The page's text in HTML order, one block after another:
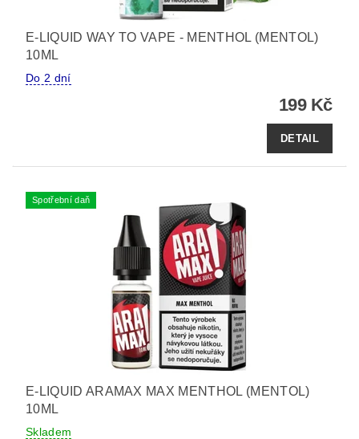
E-LIQUID WAY TO VAPE - MENTHOL (MENTOL)
10ML
Do 2 dní
199 Kč
DETAIL
Spotřební daň
E-LIQUID ARAMAX MAX MENTHOL (MENTOL)
10ML
Skladem